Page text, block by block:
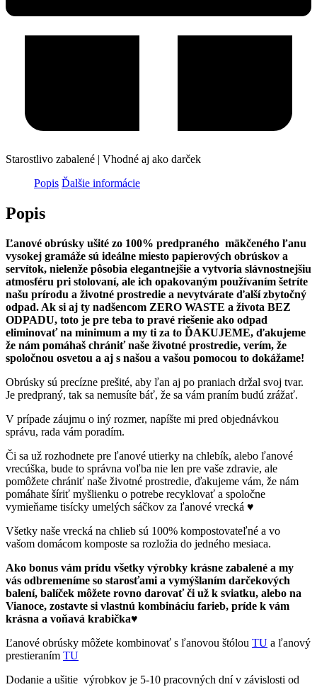
Starostlivo zabalené | Vhodné aj ako darček
Popis Ďalšie informácie
Popis
Ľanové obrúsky ušité zo 100% predpraného mäkčeného ľanu
vysokej gramáže sú ideálne miesto papierových obrúskov a
servítok, nielenže pôsobia elegantnejšie a vytvoria slávnostnejšiu
atmosféru pri stolovaní, ale ich opakovaným používaním šetríte
našu prírodu a životné prostredie a nevytvárate ďalší zbytočný
odpad. Ak si aj ty nadšencom ZERO WASTE a života BEZ
ODPADU, toto je pre teba to pravé riešenie ako odpad
eliminovať na minimum a my ti za to ĎAKUJEME, ďakujeme
že nám pomáhaš chrániť naše životné prostredie, verím, že
spoločnou osvetou a aj s našou a vašou pomocou to dokážame!
Obrúsky sú precízne prešité, aby ľan aj po praniach držal svoj tvar.
Je predpraný, tak sa nemusíte báť, že sa vám praním budú zrážať.
V prípade záujmu o iný rozmer, napíšte mi pred objednávkou
správu, rada vám poradím.
Či sa už rozhodnete pre ľanové utierky na chlebík, alebo ľanové
vrecúška, bude to správna voľba nie len pre vaše zdravie, ale
pomôžete chrániť naše životné prostredie, ďakujeme vám, že nám
pomáhate šíriť myšlienku o potrebe recyklovať a spoločne
vymieňame tisícky umelých sáčkov za ľanové vrecká ♥
Všetky naše vrecká na chlieb sú 100% kompostovateľné a vo
vašom domácom komposte sa rozložia do jedného mesiaca.
Ako bonus vám prídu všetky výrobky krásne zabalené a my
vás odbremeníme so starosťami a vymýšlaním darčekových
balení, balíček môžete rovno darovať či už k sviatku, alebo na
Vianoce, zostavte si vlastnú kombináciu farieb, príde k vám
krásna a voňavá krabička♥
Ľanové obrúsky môžete kombinovať s ľanovou štólou TU a ľanový
prestieraním TU
Dodanie a ušitie výrobkov je 5-10 pracovných dní v závislosti od